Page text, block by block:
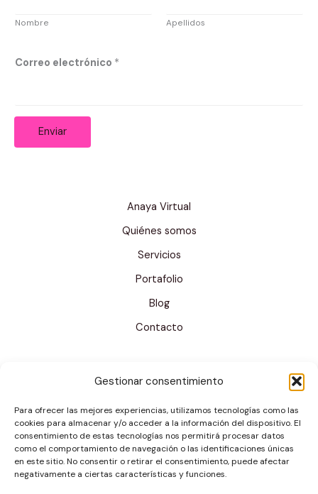
Gestionar consentimiento
Para ofrecer las mejores experiencias, utilizamos tecnologías como las
cookies para almacenar y/o acceder a la información del dispositivo. El
consentimiento de estas tecnologías nos permitirá procesar datos
como el comportamiento de navegación o las identificaciones únicas
en este sitio. No consentir o retirar el consentimiento, puede afectar
negativamente a ciertas características y funciones.
e
*
Nombre Apellidos
Correo electrónico *
Enviar
Anaya Virtual
Quiénes somos
Servicios
Portafolio
Blog
Contacto